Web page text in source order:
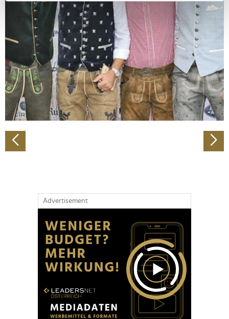
bestimmten Merkmalen (Fingerprinting) identifizieren
Erfahren Sie mehr darüber, wie Ihre persönlichen Daten
verarbeitet werden, und legen Sie Ihre Präferenzen im
Abschnitt Einzelheitenfest.
Wir verwenden Cookies, um Inhalte und Anzeigen zu
personalisieren, Funktionen für soziale Medien anbieten
zu können und die Zugriffe auf unsere Website zu
analysieren. Außerdem geben wir Informationen zu Ihrer
Verwendung unserer Website an unsere Partner für
soziale Medien, Werbung und Analysen weiter. Unsere
Partner führen diese Informationen möglicherweise mit
Advertisement